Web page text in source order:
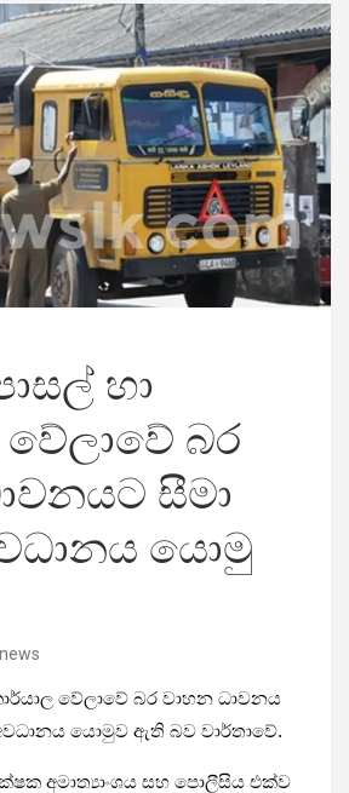
හා
වේලාවේ බර
සීමා
යොමු
වේලාවේ බර වාහන ධාවනය
යොමුව ඇති බව වාර්තාවේ.
අමාත්‍යාංශය සහ පොලීසිය එක්ව